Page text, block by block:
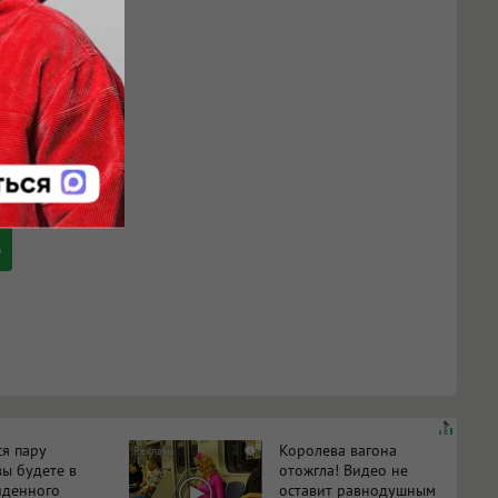
пару
будете в
i
Королева вагона
отожгла! Видео не
оставит равнодушным